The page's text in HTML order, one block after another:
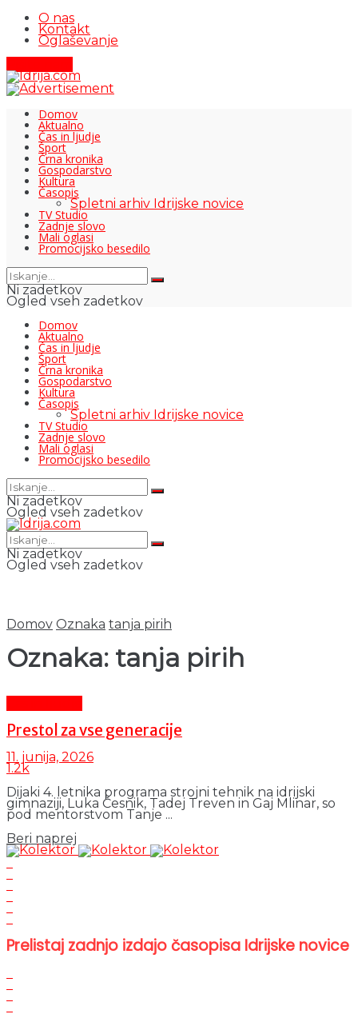
O nas
Kontakt
Oglaševanje
Domov
Aktualno
Čas in ljudje
Šport
Črna kronika
Gospodarstvo
Kultura
Časopis
Spletni arhiv Idrijske novice
TV Studio
Zadnje slovo
Mali oglasi
Promocijsko besedilo
Ni zadetkov
Ogled vseh zadetkov
Domov
Aktualno
Čas in ljudje
Šport
Črna kronika
Gospodarstvo
Kultura
Časopis
Spletni arhiv Idrijske novice
TV Studio
Zadnje slovo
Mali oglasi
Promocijsko besedilo
Ni zadetkov
Ogled vseh zadetkov
Ni zadetkov
Ogled vseh zadetkov
Domov Oznaka tanja pirih
Oznaka: tanja pirih
Prestol za vse generacije
11. junija, 2026
1.2k
Dijaki 4. letnika programa strojni tehnik na idrijski
gimnaziji, Luka Česnik, Tadej Treven in Gaj Mlinar, so
pod mentorstvom Tanje ...
Beri naprej
Prelistaj zadnjo izdajo časopisa Idrijske novice